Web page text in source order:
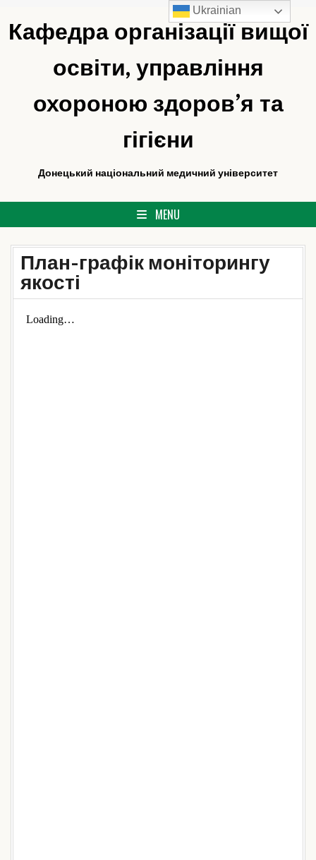
Кафедра організації вищої
освіти, управління
охороною здоров’я та
гігієни
Донецький національний медичний університет
MENU
План-графік моніторингу
якості
Ukrainian